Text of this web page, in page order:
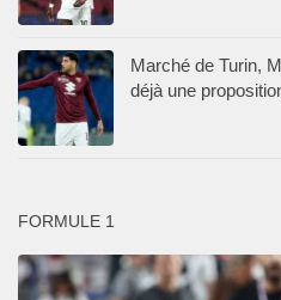
Marché de Turin,
déjà une
FORMULE 1